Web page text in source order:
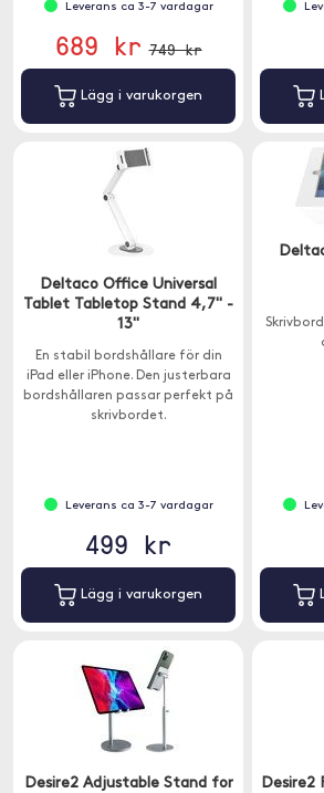
Leverans ca 3-7 vardagar
689 kr 749 kr
Lägg i varukorgen
Deltaco Office Universal
Tablet Tabletop Stand 4,7" -
13"
En stabil bordshållare för din
iPad eller iPhone. Den justerbara
bordshållaren passar perfekt på
skrivbordet.
Leverans ca 3-7 vardagar
499 kr
Lägg i varukorgen
Desire2 Adjustable Stand for
Desire2